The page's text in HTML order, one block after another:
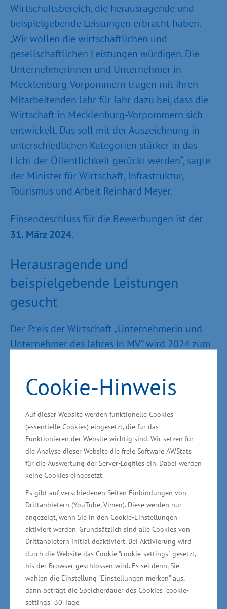
Cookie-Hinweis
Auf dieser Website werden funktionelle Cookies
(essentielle Cookies) eingesetzt, die für das
Funktionieren der Website wichtig sind. Wir setzen für
die Analyse dieser Website die freie Software AWStats
für die Auswertung der Server-Logfiles ein. Dabei werden
keine Cookies eingesetzt.
Es gibt auf verschiedenen Seiten Einbindungen von
Drittanbietern (YouTube, Vimeo). Diese werden nur
angezeigt, wenn Sie in den Cookie-Einstellungen
aktiviert werden. Grundsätzlich sind alle Cookies von
Drittanbietern initial deaktiviert. Bei Aktivierung wird
durch die Website das Cookie "cookie-settings" gesetzt,
bis der Browser geschlossen wird. Es sei denn, Sie
wählen die Einstellung "Einstellungen merken" aus,
dann beträgt die Speicherdauer des Cookies "cookie-
settings" 30 Tage.
Wirtschaftsbereich, die herausragende und
beispielgebende Leistungen erbracht haben.
„Wir wollen die wirtschaftlichen und
gesellschaftlichen Leistungen würdigen. Die
Unternehmerinnen und Unternehmer in
Mecklenburg-Vorpommern tragen mit ihren
Mitarbeitenden Jahr für Jahr dazu bei, dass die
Wirtschaft in Mecklenburg-Vorpommern sich
entwickelt. Das soll mit der Auszeichnung in
unterschiedlichen Kategorien stärker in das
Licht der Öffentlichkeit gerückt werden“, sagte
der Minister für Wirtschaft, Infrastruktur,
Tourismus und Arbeit Reinhard Meyer.
Einsendeschluss für die Bewerbungen ist der
31. März 2024.
Herausragende und
beispielgebende Leistungen
gesucht
Der Preis der Wirtschaft „Unternehmerin und
Unternehmer des Jahres in MV“ wird 2024 zum
Unternehmensentwicklung,
Fachkräftesicherung und Integration,
Nachhaltigkeit.
Die Unternehmerpersönlichkeiten sollen mit
ihren Ideen, Erfolgen, beispielhaften Konzepten
und erfolgreichen
Unternehmensentwicklungen anderen Mut für
unternehmerisches Engagement und zur
Gründung der eigenen Selbstständigkeit
machen. „Wir haben in diesem Jahr den Bereich
der Integration in eine der
Auszeichnungskategorien aufgenommen. Für